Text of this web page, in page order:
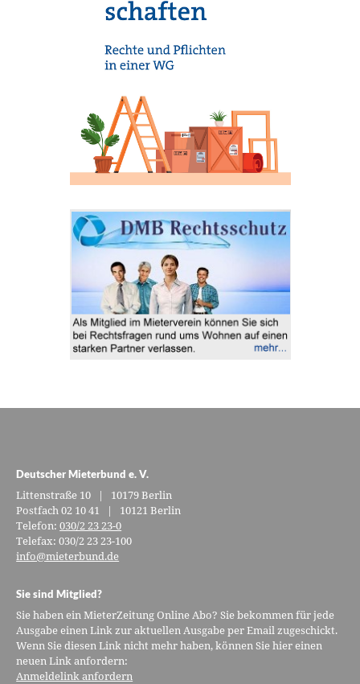
Deutscher Mieterbund e. V.
Littenstraße 10 | 10179 Berlin
Postfach 02 10 41 | 10121 Berlin
Telefon:030/2 23 23-0
Telefax: 030/2 23 23-100
info@mieterbund.de
Sie sind Mitglied?
Sie haben ein MieterZeitung Online Abo? Sie bekommen für jede
Ausgabe einen Link zur aktuellen Ausgabe per Email zugeschickt.
Wenn Sie diesen Link nicht mehr haben, können Sie hier einen
neuen Link anfordern:
Anmeldelink anfordern